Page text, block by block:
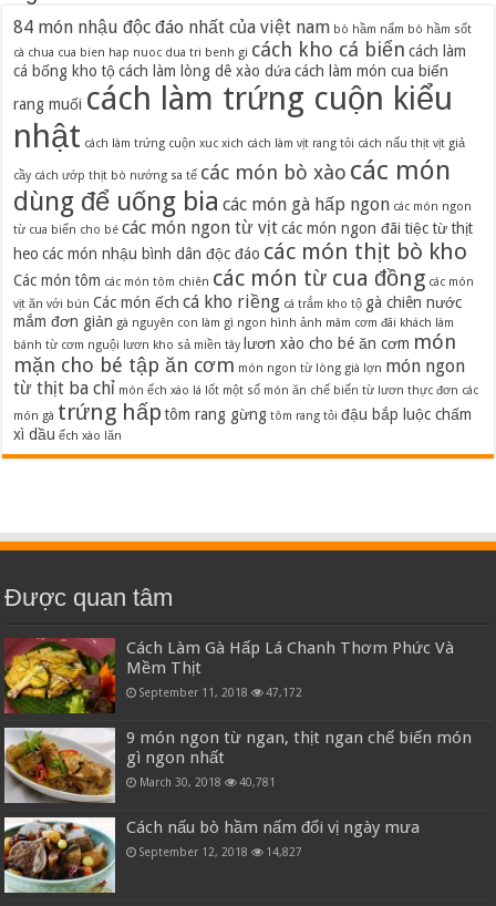
84 món nhậu độc đáo nhất của việt nam bò hầm nấm bò hầm sốt
cà chua cua bien hap nuoc dua tri benh gi cách kho cá biển cách làm
cá bống kho tộ cách làm lòng dê xào dứa cách làm món cua biển
rang muối cách làm trứng cuộn kiểu
nhật cách làm trứng cuộn xuc xich cách làm vịt rang tỏi cách nấu thịt vịt giả
cầy cách ướp thịt bò nướng sa tế các món bò xào các món
dùng để uống bia các món gà hấp ngon các món ngon
từ cua biển cho bé các món ngon từ vịt các món ngon đãi tiệc từ thịt
heo các món nhậu bình dân độc đáo các món thịt bò kho
Các món tôm các món tôm chiên các món từ cua đồng các món
vịt ăn với bún Các món ếch cá kho riềng cá trắm kho tộ gà chiên nước
mắm đơn giản gà nguyên con làm gì ngon hình ảnh mâm cơm đãi khách làm
bánh từ cơm nguội lươn kho sả miền tây lươn xào cho bé ăn cơm món
mặn cho bé tập ăn cơm món ngon từ lòng già lợn món ngon
từ thịt ba chỉ món ếch xào lá lốt một số món ăn chế biến từ lươn thực đơn các
món gà trứng hấp tôm rang gừng tôm rang tỏi đậu bắp luộc chấm
xì dầu ếch xào lăn
Được quan tâm
Cách Làm Gà Hấp Lá Chanh Thơm Phức Và
Mềm Thịt
September 11, 2018 47,172
9 món ngon từ ngan, thịt ngan chế biến món
gì ngon nhất
March 30, 2018 40,781
Cách nấu bò hầm nấm đổi vị ngày mưa
September 12, 2018 14,827